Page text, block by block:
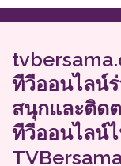
content
ทีวีออนไลน์
สนุกและติด
ทีวีออนไลน์